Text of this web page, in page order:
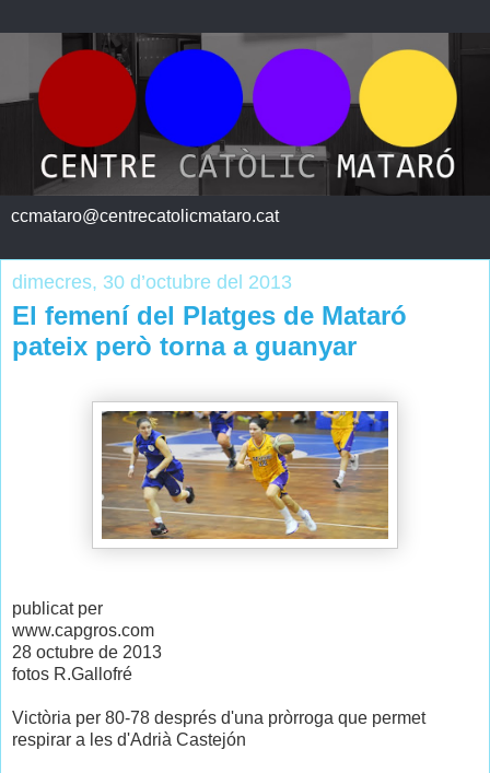
ccmataro@centrecatolicmataro.cat
dimecres, 30 d’octubre del 2013
El femení del Platges de Mataró
pateix però torna a guanyar
publicat per
www.capgros.com
28 octubre de 2013
fotos R.Gallofré
Victòria per 80-78 després d'una pròrroga que permet
respirar a les d'Adrià Castejón